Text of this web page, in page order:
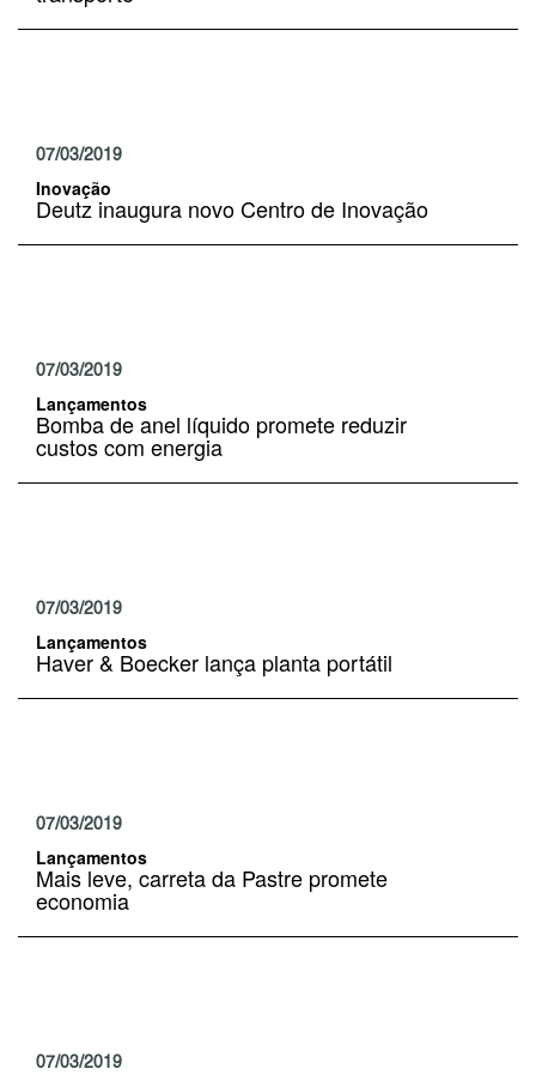
07/03/2019
Inovação
Deutz inaugura novo Centro de Inovação
07/03/2019
Lançamentos
Bomba de anel líquido promete reduzir
custos com energia
07/03/2019
Lançamentos
Haver & Boecker lança planta portátil
07/03/2019
Lançamentos
Mais leve, carreta da Pastre promete
economia
07/03/2019